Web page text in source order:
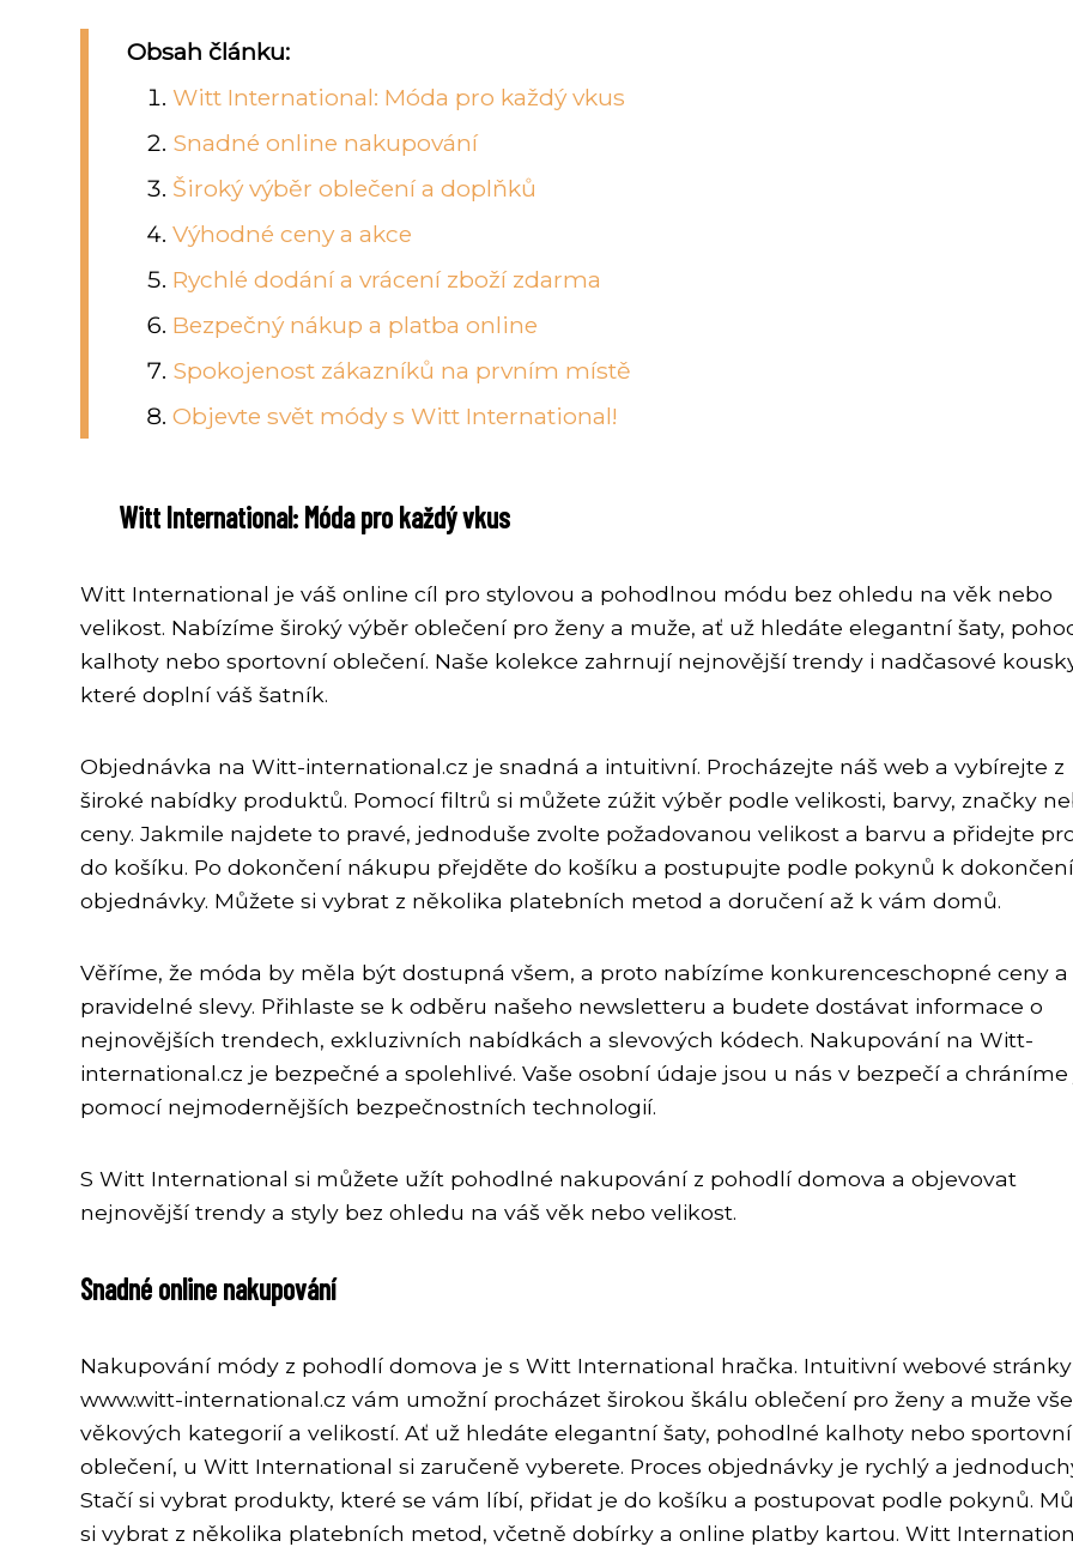
Obsah článku:
Witt International: Móda pro každý vkus
Snadné online nakupování
Široký výběr oblečení a doplňků
Výhodné ceny a akce
Rychlé dodání a vrácení zboží zdarma
Bezpečný nákup a platba online
Spokojenost zákazníků na prvním místě
Objevte svět módy s Witt International!
Witt International: Móda pro každý vkus
Witt International je váš online cíl pro stylovou a pohodlnou módu bez ohledu na věk nebo
velikost. Nabízíme široký výběr oblečení pro ženy a muže, ať už hledáte elegantní šaty,
kalhoty nebo sportovní oblečení. Naše kolekce zahrnují nejnovější trendy i nadčasové
které doplní váš šatník.
Objednávka na Witt-international.cz je snadná a intuitivní. Procházejte náš web a vybírejte z
široké nabídky produktů. Pomocí filtrů si můžete zúžit výběr podle velikosti, barvy, značky
ceny. Jakmile najdete to pravé, jednoduše zvolte požadovanou velikost a barvu a přidejte
do košíku. Po dokončení nákupu přejděte do košíku a postupujte podle pokynů k dokončení
objednávky. Můžete si vybrat z několika platebních metod a doručení až k vám domů.
Věříme, že móda by měla být dostupná všem, a proto nabízíme konkurenceschopné ceny a
pravidelné slevy. Přihlaste se k odběru našeho newsletteru a budete dostávat informace o
nejnovějších trendech, exkluzivních nabídkách a slevových kódech. Nakupování na Witt-
international.cz je bezpečné a spolehlivé. Vaše osobní údaje jsou u nás v bezpečí a chráníme
pomocí nejmodernějších bezpečnostních technologií.
S Witt International si můžete užít pohodlné nakupování z pohodlí domova a objevovat
nejnovější trendy a styly bez ohledu na váš věk nebo velikost.
Snadné online nakupování
Nakupování módy z pohodlí domova je s Witt International hračka. Intuitivní webové stránky
www.witt-international.cz vám umožní procházet širokou škálu oblečení pro ženy a muže
věkových kategorií a velikostí. Ať už hledáte elegantní šaty, pohodlné kalhoty nebo sportovní
oblečení, u Witt International si zaručeně vyberete. Proces objednávky je rychlý a
Stačí si vybrat produkty, které se vám líbí, přidat je do košíku a postupovat podle pokynů.
si vybrat z několika platebních metod, včetně dobírky a online platby kartou. Witt